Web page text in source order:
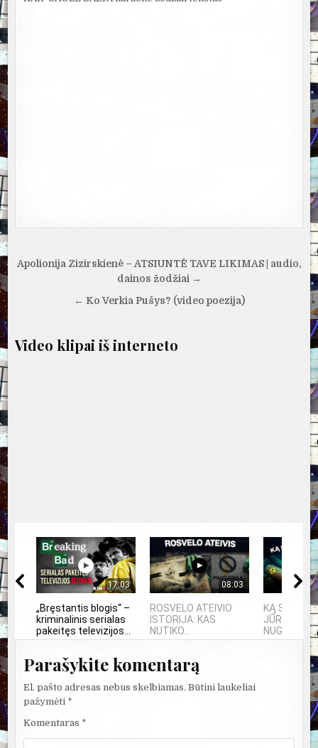
Navigacija
Apolionija Zizirskienė – ATSIUNTĖ TAVE LIKIMAS | audio,
dainos žodžiai →
← Ko Verkia Pušys? (video poezija)
Video klipai iš interneto
17:03
„Bręstantis blogis“ –
kriminalinis serialas
pakeitęs televizijos...
08:03
ROSVELO ATEIVIO
ISTORIJA: KAS
NUTIKO...
KĄ SLEPIA
JŪRA? 5
Parašykite komentarą
El. pašto adresas nebus skelbiamas. Būtini laukeliai
pažymėti *
Komentaras *